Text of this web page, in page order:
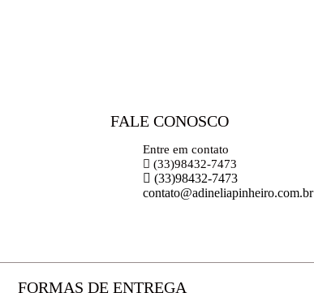
FALE CONOSCO
Entre em contato
(33)98432-7473
(33)98432-7473
contato@adineliapinheiro.com.br
FORMAS DE ENTREGA